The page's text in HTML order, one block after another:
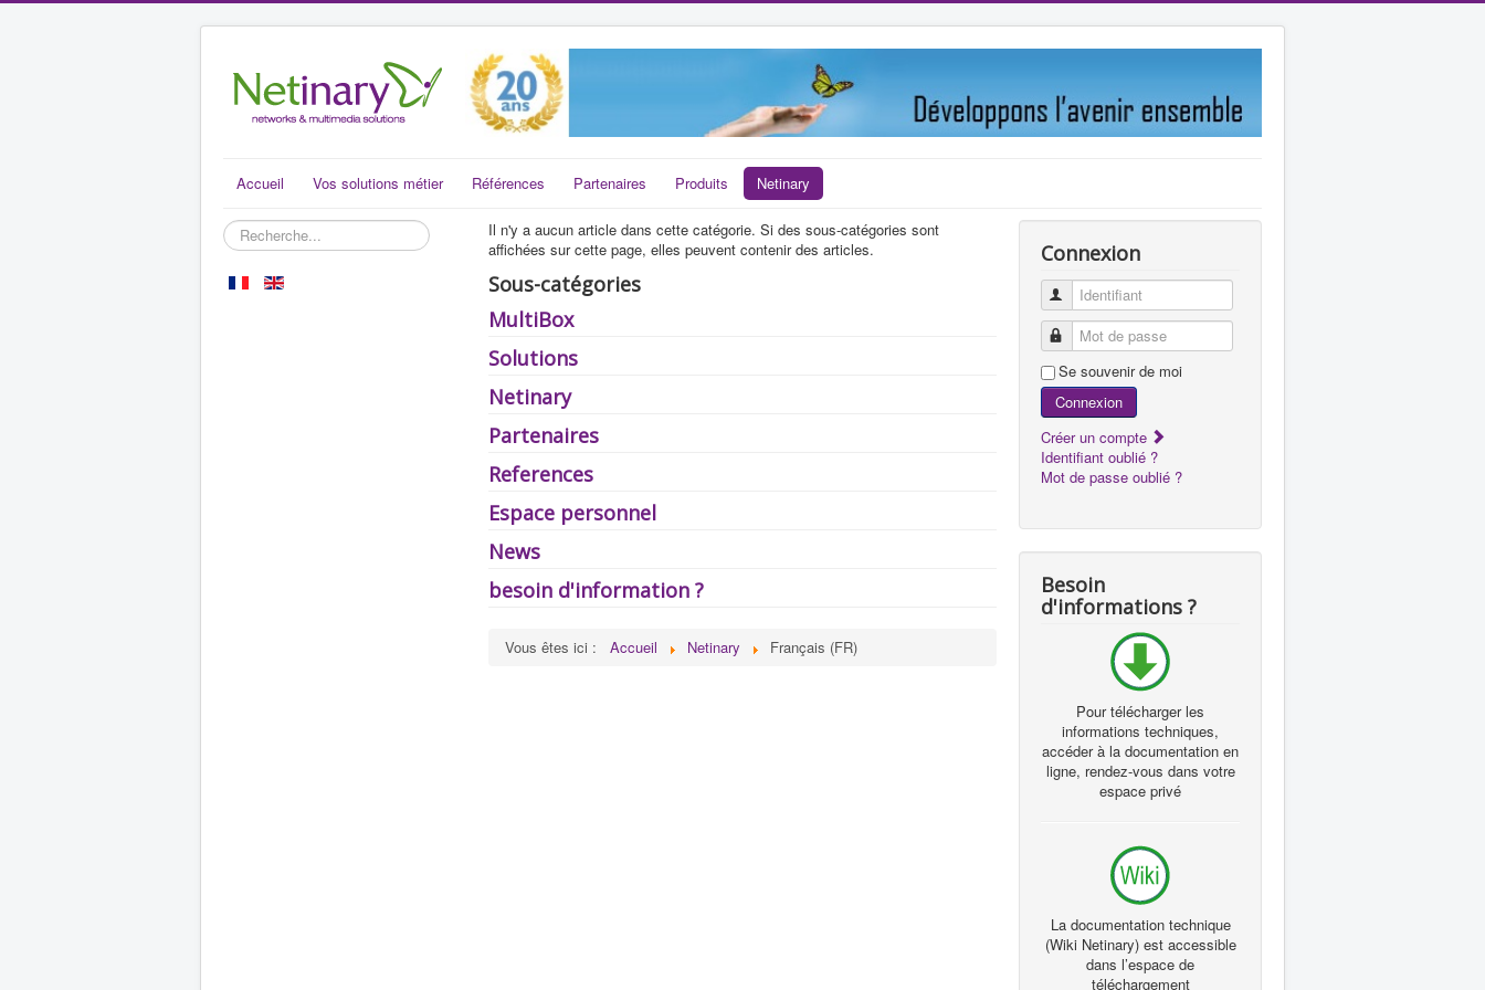
Accueil Vos solutions métier Références Partenaires Produits Netinary
Rechercher
Il n'y a aucun article dans cette catégorie. Si des sous-catégories sont
affichées sur cette page, elles peuvent contenir des articles.
Sous-catégories
MultiBox
Solutions
Netinary
Partenaires
References
Espace personnel
News
besoin d'information ?
Vous êtes ici : Accueil Netinary Français (FR)
Connexion
Identifiant
Mot de passe
Se souvenir de moi
Connexion
Créer un compte
Identifiant oublié ?
Mot de passe oublié ?
Besoin
d'informations ?
Pour télécharger les
informations techniques,
accéder à la documentation en
ligne, rendez-vous dans votre
espace privé
La documentation technique
(Wiki Netinary) est accessible
dans l’espace de
téléchargement